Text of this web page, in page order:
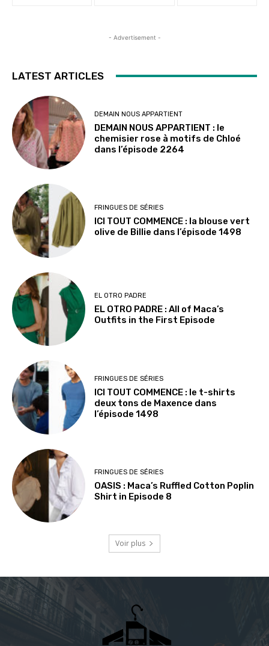
- Advertisement -
LATEST ARTICLES
DEMAIN NOUS APPARTIENT
DEMAIN NOUS APPARTIENT : le
chemisier rose à motifs de Chloé
dans l’épisode 2264
FRINGUES DE SÉRIES
ICI TOUT COMMENCE : la blouse vert
olive de Billie dans l’épisode 1498
EL OTRO PADRE
EL OTRO PADRE : All of Maca’s
Outfits in the First Episode
FRINGUES DE SÉRIES
ICI TOUT COMMENCE : le t-shirts
deux tons de Maxence dans
l’épisode 1498
FRINGUES DE SÉRIES
OASIS : Maca’s Ruffled Cotton Poplin
Shirt in Episode 8
Voir plus